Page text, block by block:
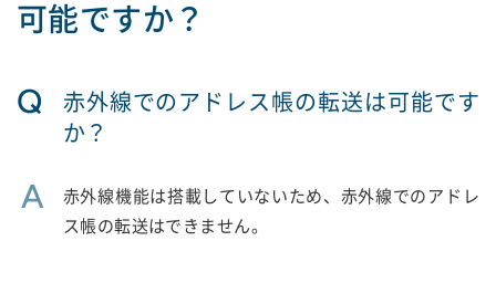
可能ですか？
Q
赤外線でのアドレス帳の転送は可能です
か？
A
赤外線機能は搭載していないため、赤外線でのアドレ
ス帳の転送はできません。